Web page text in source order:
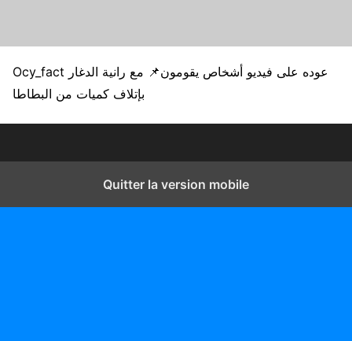
Ocy_fact مع رانية الدغار ‎📌عوده على فيديو أشخاص يقومون
بإتلاف كميات من البطاطا
Quitter la version mobile